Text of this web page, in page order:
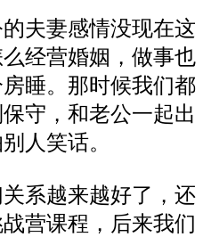
夫妻感情没现在这
经营婚姻，做事也
睡。那时候我们都
守，和老公一起出
人笑话。
系越来越好了，还
营课程，后来我们